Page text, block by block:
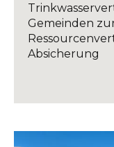
Gemeinden
Absicherung